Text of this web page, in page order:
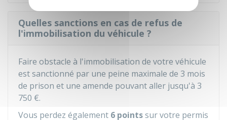
Quelles sanctions en cas de refus de
l'immobilisation du véhicule ?
Faire obstacle à l'immobilisation de votre véhicule
est sanctionné par une peine maximale de 3 mois
de prison et une amende pouvant aller jusqu'à 3
750 €.
Vous perdez également 6 pointssur votre permis